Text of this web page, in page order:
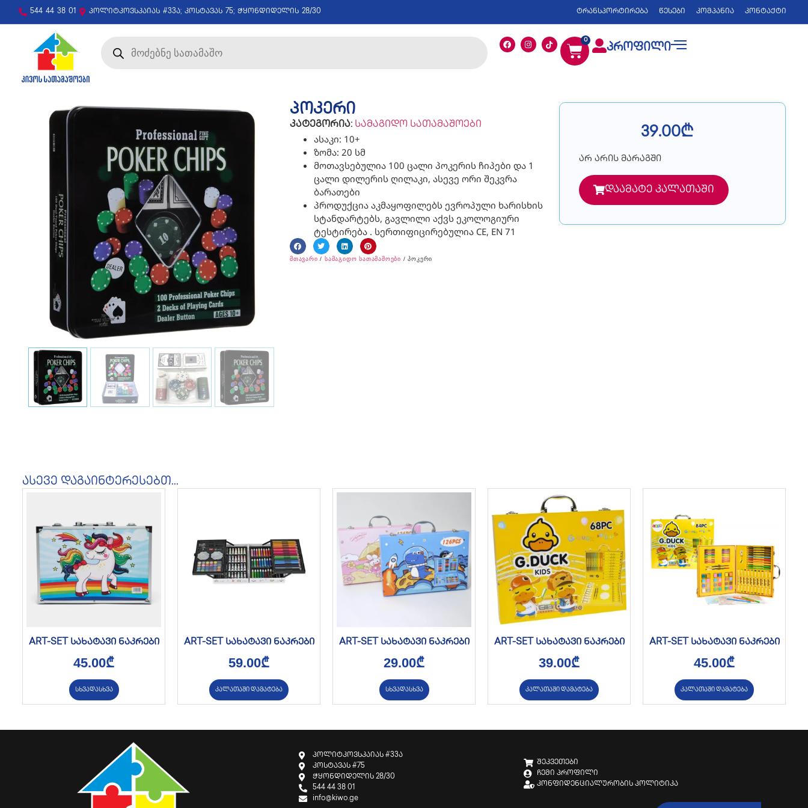
544 44 38 01 პოლიტკოვსკაიას #33ა; კოსტავას 75; ჭყონდიდელის 28/30 ტრანსპორტირება წესები კომპანია კონტაქტი
0
პროფილი
პოკერი
კატეგორია: სამაგიდო სათამაშოები
ასაკი: 10+
ზომა: 20 სმ
მოთავსებულია 100 ცალი პოკერის ჩიპები და 1
ცალი დილერის ღილაკი, ასევე ორი შეკვრა
ბარათები
პროდუქცია აკმაყოფილებს ევროპული ხარისხის
სტანდარტებს, გავლილი აქვს ეკოლოგიური
ტესტირება . სერთიფიცირებულია CE, EN 71
მთავარი / სამაგიდო სათამაშოები / პოკერი
39.00₾
არ არის მარაგში
დაამატე კალათაში
ასევე დაგაინტერესებთ...
ART-SET სახატავი ნაკრები
45.00₾
სხვადასხვა
ART-SET სახატავი ნაკრები
59.00₾
კალათაში დამატება
ART-SET სახატავი ნაკრები
29.00₾
სხვადასხვა
ART-SET სახატავი ნაკრები
39.00₾
კალათაში დამატება
ART-SET სახატავი ნაკრები
45.00₾
კალათაში დამატება
პოლიტკოვსკაიას #33ა
კოსტავას #75
ჭყონდიდელის 28/30
544 44 38 01
info@kiwo.ge
შეკვეთები
ჩემი პროფილი
კონფიდენციალურობის პოლიტიკა